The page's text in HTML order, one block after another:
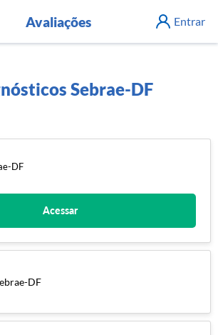
Avaliações Entrar
Sebrae-DF
DF
Acessar
DF